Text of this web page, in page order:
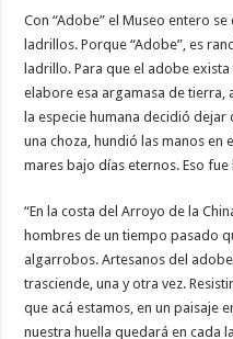
Con “Adobe” el Museo entero
ladrillos. Porque “Adobe”, es
ladrillo. Para que el adobe
elabore esa argamasa de tierra,
la especie humana decidió
una choza, hundió las manos
mares bajo días eternos. Eso fue
“En la costa del Arroyo de la
hombres de un tiempo pasado
algarrobos. Artesanos del
trasciende, una y otra vez.
que acá estamos, en un paisaje
nuestra huella quedará en cada